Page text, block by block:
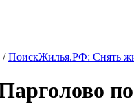
/ПоискЖилья.РФ: Снять